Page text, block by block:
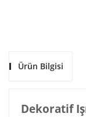
Ürün Bilgisi
Dekoratif